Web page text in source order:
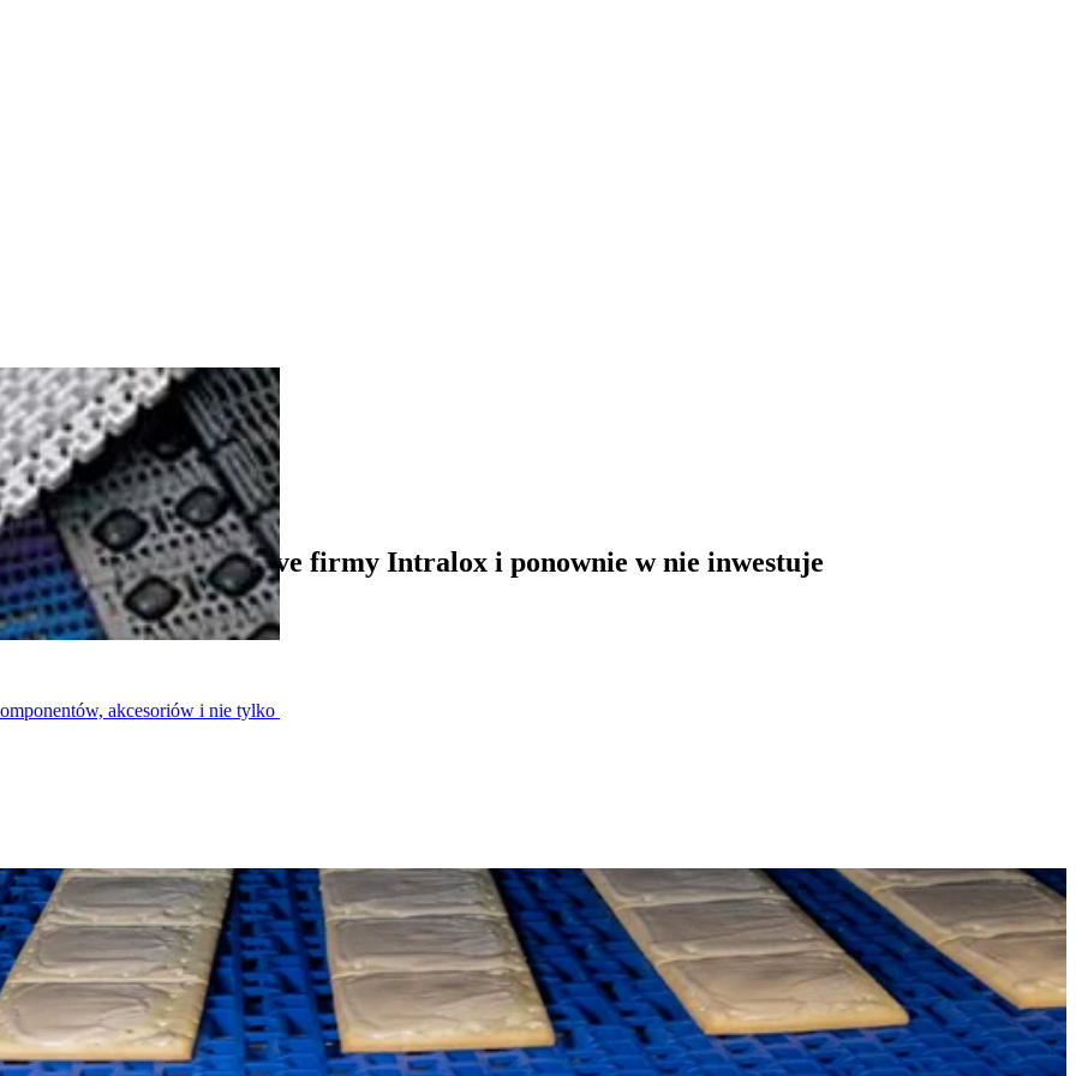
akcesoriów i nie tylko
systemom DirectDrive firmy Intralox i ponownie w nie inwestuje